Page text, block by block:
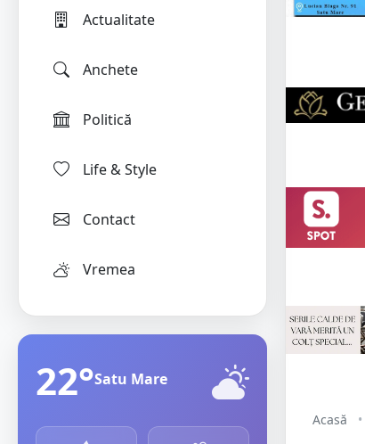
Actualitate
Anchete
Politică
Life & Style
Contact
Vremea
22°Satu Mare
Acasă •